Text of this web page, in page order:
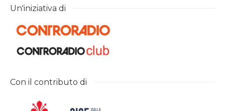
Un'iniziativa di
Con il contributo di